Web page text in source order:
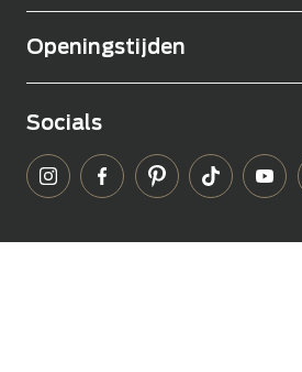
Openingstijden
Socials